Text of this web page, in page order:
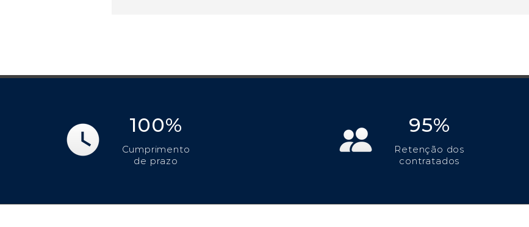
100%
Cumprimento
de prazo
95%
Retenção dos
contratados